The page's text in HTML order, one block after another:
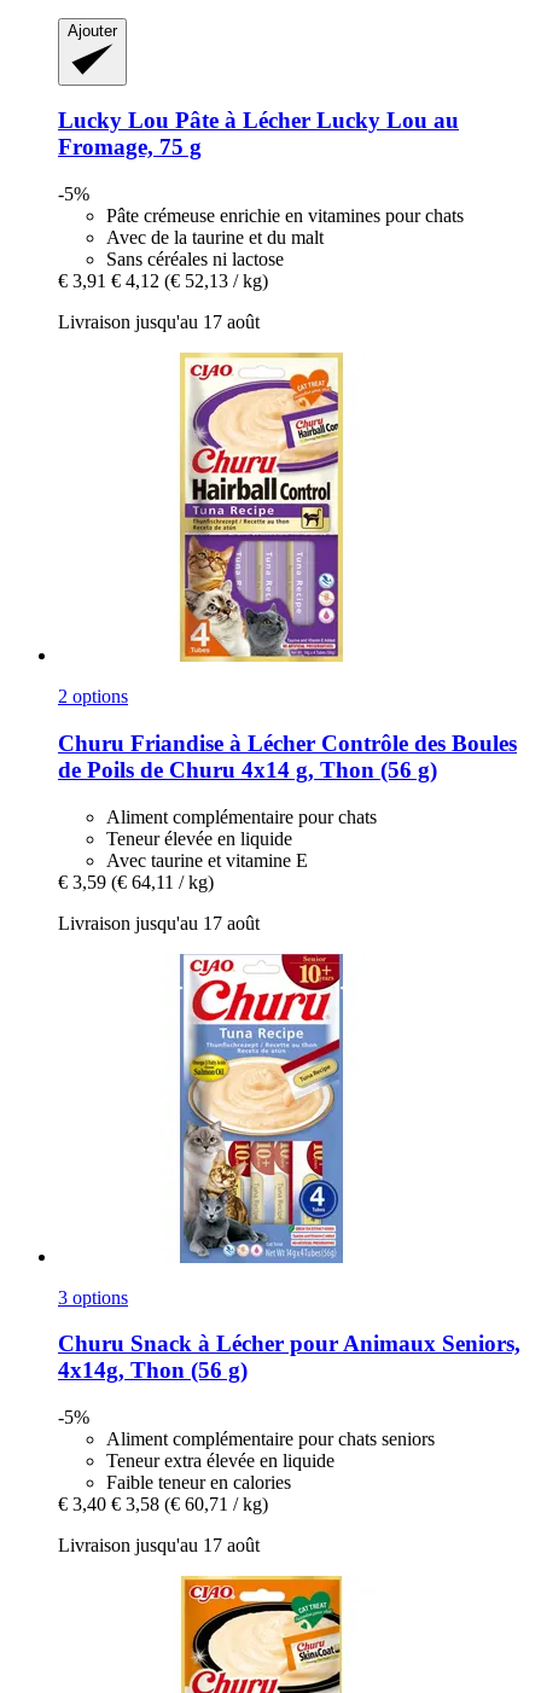
Ajouter
Lucky Lou Pâte à Lécher Lucky Lou au
Fromage, 75 g
-5%
Pâte crémeuse enrichie en vitamines pour chats
Avec de la taurine et du malt
Sans céréales ni lactose
€ 3,91 € 4,12 (€ 52,13 / kg)
Livraison jusqu'au 17 août
2 options
Churu Friandise à Lécher Contrôle des Boules
de Poils de Churu 4x14 g, Thon (56 g)
Aliment complémentaire pour chats
Teneur élevée en liquide
Avec taurine et vitamine E
€ 3,59 (€ 64,11 / kg)
Livraison jusqu'au 17 août
3 options
Churu Snack à Lécher pour Animaux Seniors,
4x14g, Thon (56 g)
-5%
Aliment complémentaire pour chats seniors
Teneur extra élevée en liquide
Faible teneur en calories
€ 3,40 € 3,58 (€ 60,71 / kg)
Livraison jusqu'au 17 août